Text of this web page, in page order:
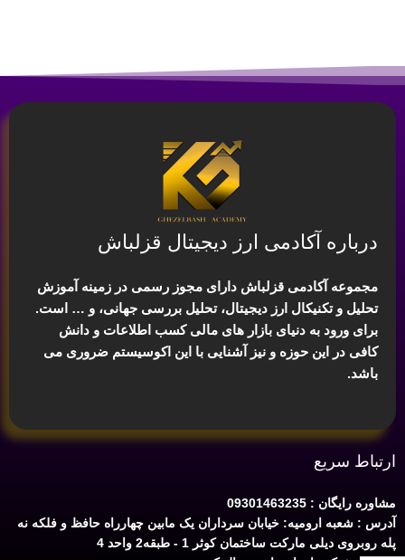
درباره آکادمی ارز دیجیتال قزلباش
مجموعه آکادمی قزلباش دارای مجوز رسمی در زمینه آموزش
تحلیل و تکنیکال ارز دیجیتال، تحلیل بررسی جهانی، و … است.
برای ورود به دنیای بازار های مالی کسب اطلاعات و دانش
کافی در این حوزه و نیز آشنایی با این اکوسیستم ضروری می
باشد.
ارتباط سریع
مشاوره رایگان : 09301463235
آدرس : شعبه ارومیه: خیابان سرداران یک مابین چهارراه حافظ و فلکه نه
پله روبروی دیلی مارکت ساختمان کوثر 1 - طبقه2 واحد 4